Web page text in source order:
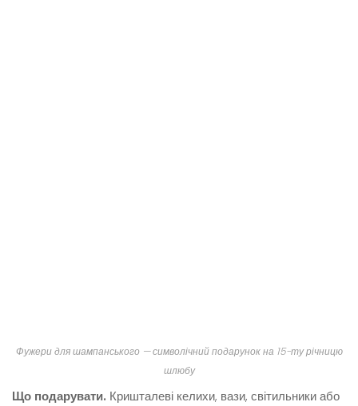
Фужери для шампанського — символічний подарунок на 15-ту річницю
шлюбу
Що подарувати. Кришталеві келихи, вази, світильники або